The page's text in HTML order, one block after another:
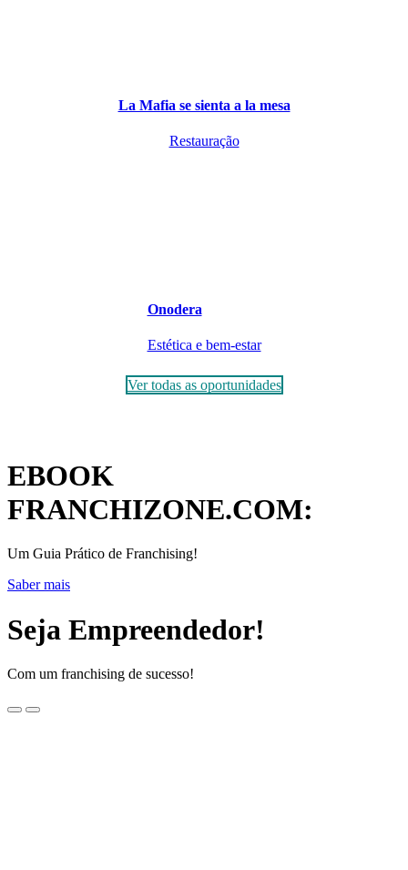
La Mafia se sienta a la mesa
Restauração
Onodera
Estética e bem-estar
Ver todas as oportunidades
EBOOK
FRANCHIZONE.COM:
Um Guia Prático de Franchising!
Saber mais
Seja Empreendedor!
Com um franchising de sucesso!